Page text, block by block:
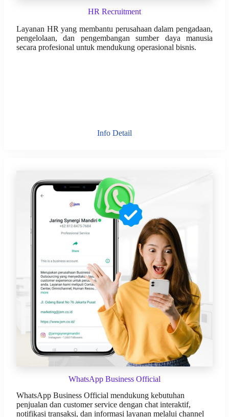
HR Recruitment
Layanan HR yang membantu perusahaan dalam pengadaan,
pengelolaan, dan pengembangan sumber daya manusia
secara profesional untuk mendukung operasional bisnis.
Info Detail
WhatsApp Business Official
WhatsApp Business Official mendukung kebutuhan
penjualan dan customer service dengan chat interaktif,
notifikasi transaksi, dan informasi layanan melalui channel